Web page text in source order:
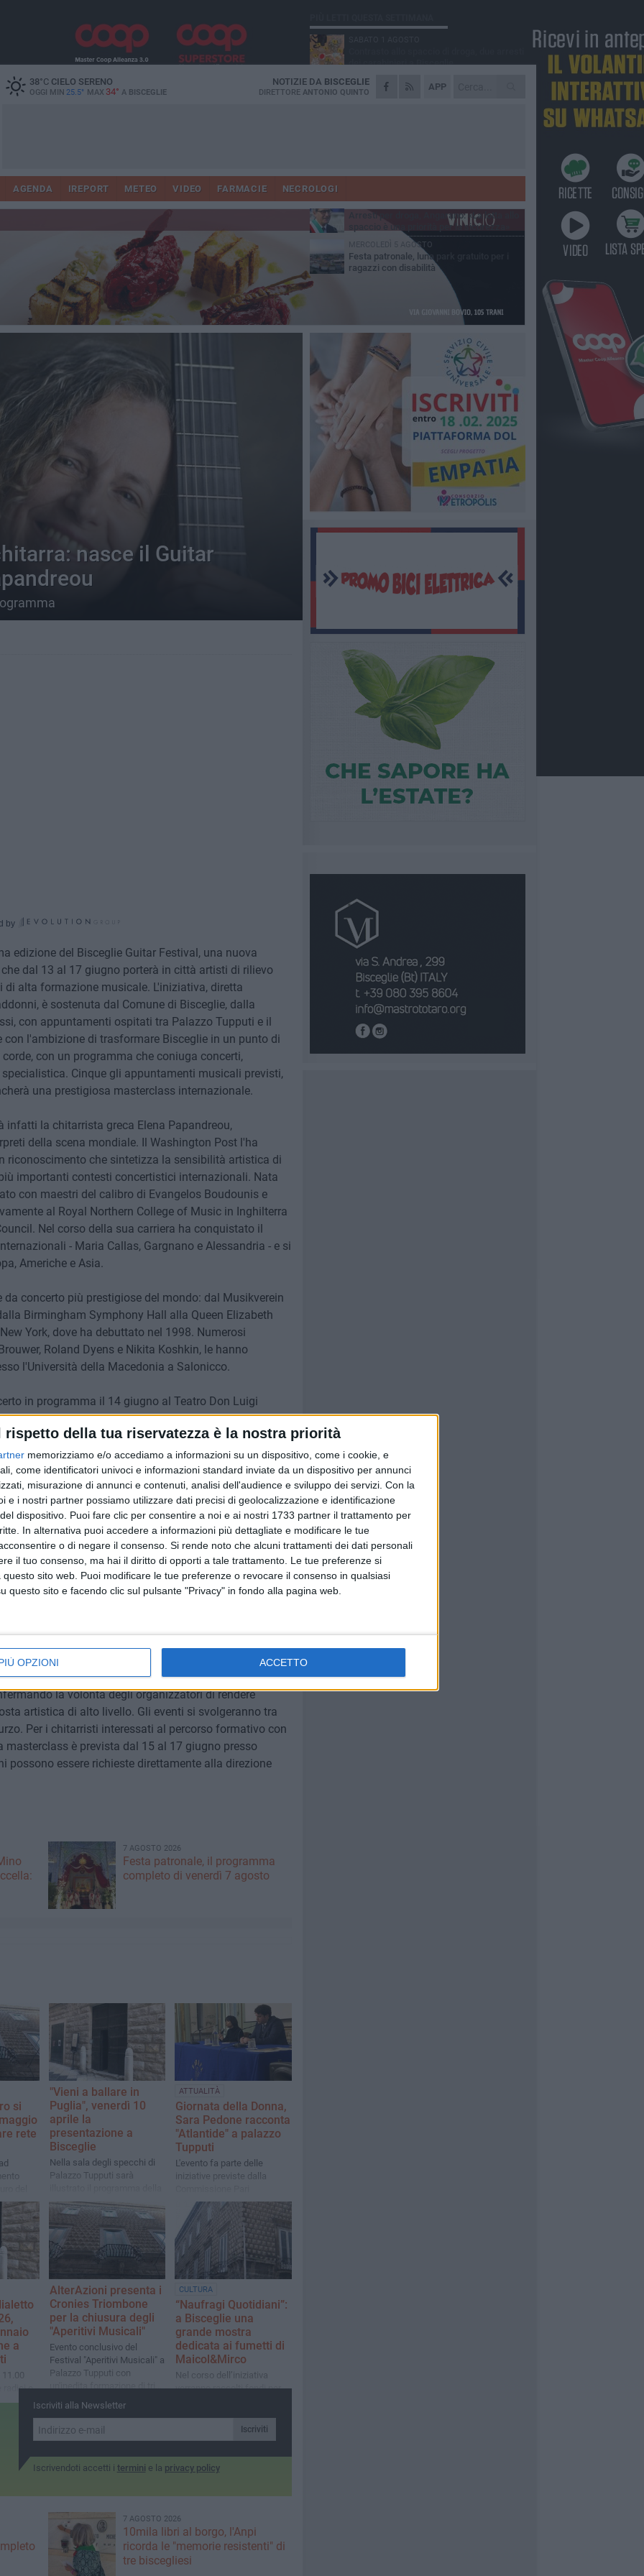
rispetto della tua riservatezza è la nostra priorità
memorizziamo e/o accediamo a informazioni su un dispositivo, come i cookie, e
come identificatori univoci e informazioni standard inviate da un dispositivo per annunci
misurazione di annunci e contenuti, analisi dell'audience e sviluppo dei servizi. Con la
e i nostri partner possiamo utilizzare dati precisi di geolocalizzazione e identificazione
dispositivo. Puoi fare clic per consentire a noi e ai nostri 1733 partner il trattamento per
In alternativa puoi accedere a informazioni più dettagliate e modificare le tue
o di negare il consenso. Si rende noto che alcuni trattamenti dei dati personali
il tuo consenso, ma hai il diritto di opporti a tale trattamento. Le tue preferenze si
sito web. Puoi modificare le tue preferenze o revocare il consenso in qualsiasi
questo sito e facendo clic sul pulsante "Privacy" in fondo alla pagina web.
OPZIONI ACCETTO
38°CCIELO SERENO
OGGI MIN 25.5° MAX 34° A BISCEGLIE
APP
NOTIZIE DA BISCEGLIE
DIRETTORE ANTONIO QUINTO
AGENDA IREPORT METEO VIDEO FARMACIE NECROLOGI
nasce il Guitar
by
edizione del Bisceglie Guitar Festival, una nuova
dal 13 al 17 giugno porterà in città artisti di rilievo
alta formazione musicale. L'iniziativa, diretta
è sostenuta dal Comune di Bisceglie, dalla
con appuntamenti ospitati tra Palazzo Tupputi e il
l'ambizione di trasformare Bisceglie in un punto di
con un programma che coniuga concerti,
Cinque gli appuntamenti musicali previsti,
una prestigiosa masterclass internazionale.
infatti la chitarrista greca Elena Papandreou,
della scena mondiale. Il Washington Post l'ha
riconoscimento che sintetizza la sensibilità artistica di
importanti contesti concertistici internazionali. Nata
con maestri del calibro di Evangelos Boudounis e
al Royal Northern College of Music in Inghilterra
Nel corso della sua carriera ha conquistato il
- Maria Callas, Gargnano e Alessandria - e si
Americhe e Asia.
concerto più prestigiose del mondo: dal Musikverein
Birmingham Symphony Hall alla Queen Elizabeth
York, dove ha debuttato nel 1998. Numerosi
Roland Dyens e Nikita Koshkin, le hanno
l'Università della Macedonia a Salonicco.
in programma il 14 giugno al Teatro Don Luigi
a Hadjidakis, da Brouwer a Dyens. Inoltre guiderà
giugno a Palazzo Tupputi, offrendo agli allievi
una delle figure più autorevoli del panorama
Zenobia con il concerto "L'arte della trascrizione",
il Trio Amasia il 15 giugno con un programma
e Bartók; il giovane chitarrista Antonio Carone il
Hoana, Llobet e Sierra; e infine Giancarlo Dipierro,
"Dedicatoria", un percorso musicale tra Bach, Granados,
Festival si propone di valorizzare la città attraverso
internazionali, giovani interpreti e pubblico. Un
potrebbe diventare, già dalle prossime edizioni, un
pugliese. Tutti i concerti del Bisceglie Guitar
la volontà degli organizzatori di rendere
artistica di alto livello. Gli eventi si svolgeranno tra
Per i chitarristi interessati al percorso formativo con
masterclass è prevista dal 15 al 17 giugno presso
possono essere richieste direttamente alla direzione
7 AGOSTO 2026
Festa patronale, il programma
completo di venerdì 7 agosto
si
rete
"Vieni a ballare in
Puglia", venerdì 10
aprile la
presentazione a
Bisceglie
Nella sala degli specchi di
Palazzo Tupputi sarà
manifestazione
ATTUALITÀ
Giornata della Donna,
Sara Pedone racconta
"Atlantide" a palazzo
Tupputi
​L'evento fa parte delle
iniziative previste dalla
Opportunità in vista di un 8
marzo di consapevolezza
a
radici e
nostra
AlterAzioni presenta i
Cronies Triombone
per la chiusura degli
"Aperitivi Musicali"
Evento conclusivo del
Festival "Aperitivi Musicali" a
Palazzo Tupputi con
un'inedita formazione di trio
di tromboni
CULTURA
“Naufragi Quotidiani”:
a Bisceglie una
grande mostra
dedicata ai fumetti di
Maicol&Mirco
Nel corso dell’iniziativa
verranno raccolti fondi per
Iscriviti alla Newsletter
Iscriviti
Iscrivendoti accetti i termini e la privacy policy
7 AGOSTO 2026
10mila libri al borgo, l'Anpi
ricorda le "memorie resistenti" di
tre biscegliesi
dei carabinieri a Bisceglie
MARTEDÌ 4 AGOSTO
Emergenza caldo, il Comune di Bisceglie
Due auto incendiate nella notte in via Dieta
SABATO 1 AGOSTO
Arresti per droga, Angarano: «La lotta allo
spaccio è una priorità per la sicurezza»
MERCOLEDÌ 5 AGOSTO
Festa patronale, luna park gratuito per i
ragazzi con disabilità